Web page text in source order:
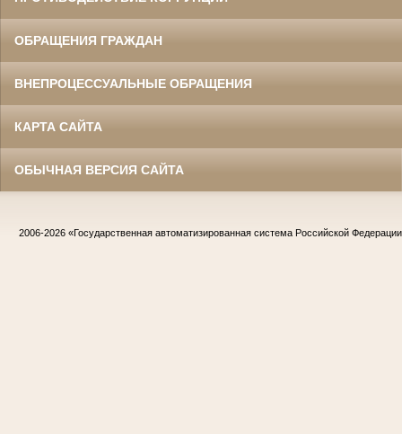
ОБРАЩЕНИЯ ГРАЖДАН
ВНЕПРОЦЕССУАЛЬНЫЕ ОБРАЩЕНИЯ
КАРТА САЙТА
ОБЫЧНАЯ ВЕРСИЯ САЙТА
2006-2026 «Государственная автоматизированная система Российской